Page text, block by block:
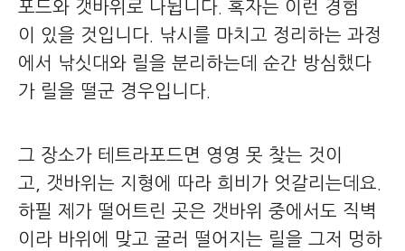
포드와 갯바위로 나뉩니다. 혹자는 이런 경험
이 있을 것입니다. 낚시를 마치고 정리하는 과정
에서 낚싯대와 릴을 분리하는데 순간 방심했다
가 릴을 떨군 경우입니다.
그 장소가 테트라포드면 영영 못 찾는 것이
고, 갯바위는 지형에 따라 희비가 엇갈리는데요.
하필 제가 떨어트린 곳은 갯바위 중에서도 직벽
이라 바위에 맞고 굴러 떨어지는 릴을 그저 멍하